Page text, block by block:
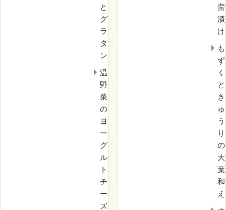
と
グ
ラ
タ
ン
温
野
菜
の
ヨ
ー
グ
ル
ト
チ
ー
ズ
蛮
漬
け
も
ず
く
と
き
ゅ
う
り
の
大
葉
和
え